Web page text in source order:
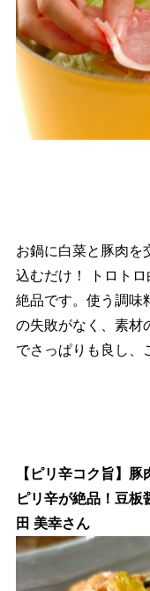
お鍋に白菜と豚肉を
込むだけ！ トロト
絶品です。使う調味
の失敗がなく、素材
でさっぱりも良し、
【ピリ辛コク旨】
ピリ辛が絶品！豆
田 美幸さん